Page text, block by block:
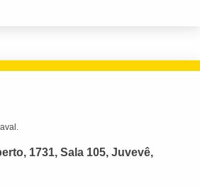
1731, Sala 105, Juvevê,